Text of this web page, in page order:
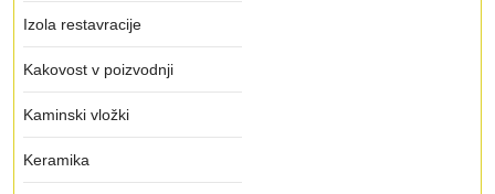
Izola restavracije
Kakovost v poizvodnji
Kaminski vložki
Keramika